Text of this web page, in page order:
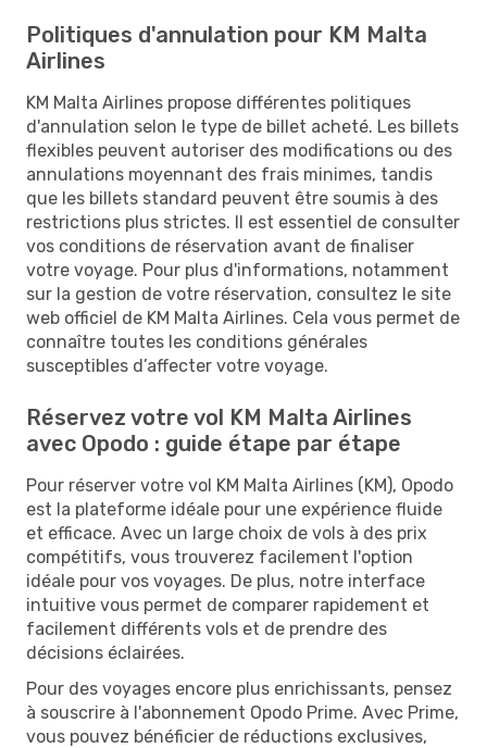
Politiques d'annulation pour KM Malta
Airlines
KM Malta Airlines propose différentes politiques
d'annulation selon le type de billet acheté. Les billets
flexibles peuvent autoriser des modifications ou des
annulations moyennant des frais minimes, tandis
que les billets standard peuvent être soumis à des
restrictions plus strictes. Il est essentiel de consulter
vos conditions de réservation avant de finaliser
votre voyage. Pour plus d'informations, notamment
sur la gestion de votre réservation, consultez le site
web officiel de KM Malta Airlines. Cela vous permet de
connaître toutes les conditions générales
susceptibles d’affecter votre voyage.
Réservez votre vol KM Malta Airlines
avec Opodo : guide étape par étape
Pour réserver votre vol KM Malta Airlines (KM), Opodo
est la plateforme idéale pour une expérience fluide
et efficace. Avec un large choix de vols à des prix
compétitifs, vous trouverez facilement l'option
idéale pour vos voyages. De plus, notre interface
intuitive vous permet de comparer rapidement et
facilement différents vols et de prendre des
décisions éclairées.
Pour des voyages encore plus enrichissants, pensez
à souscrire à l'abonnement Opodo Prime. Avec Prime,
vous pouvez bénéficier de réductions exclusives,